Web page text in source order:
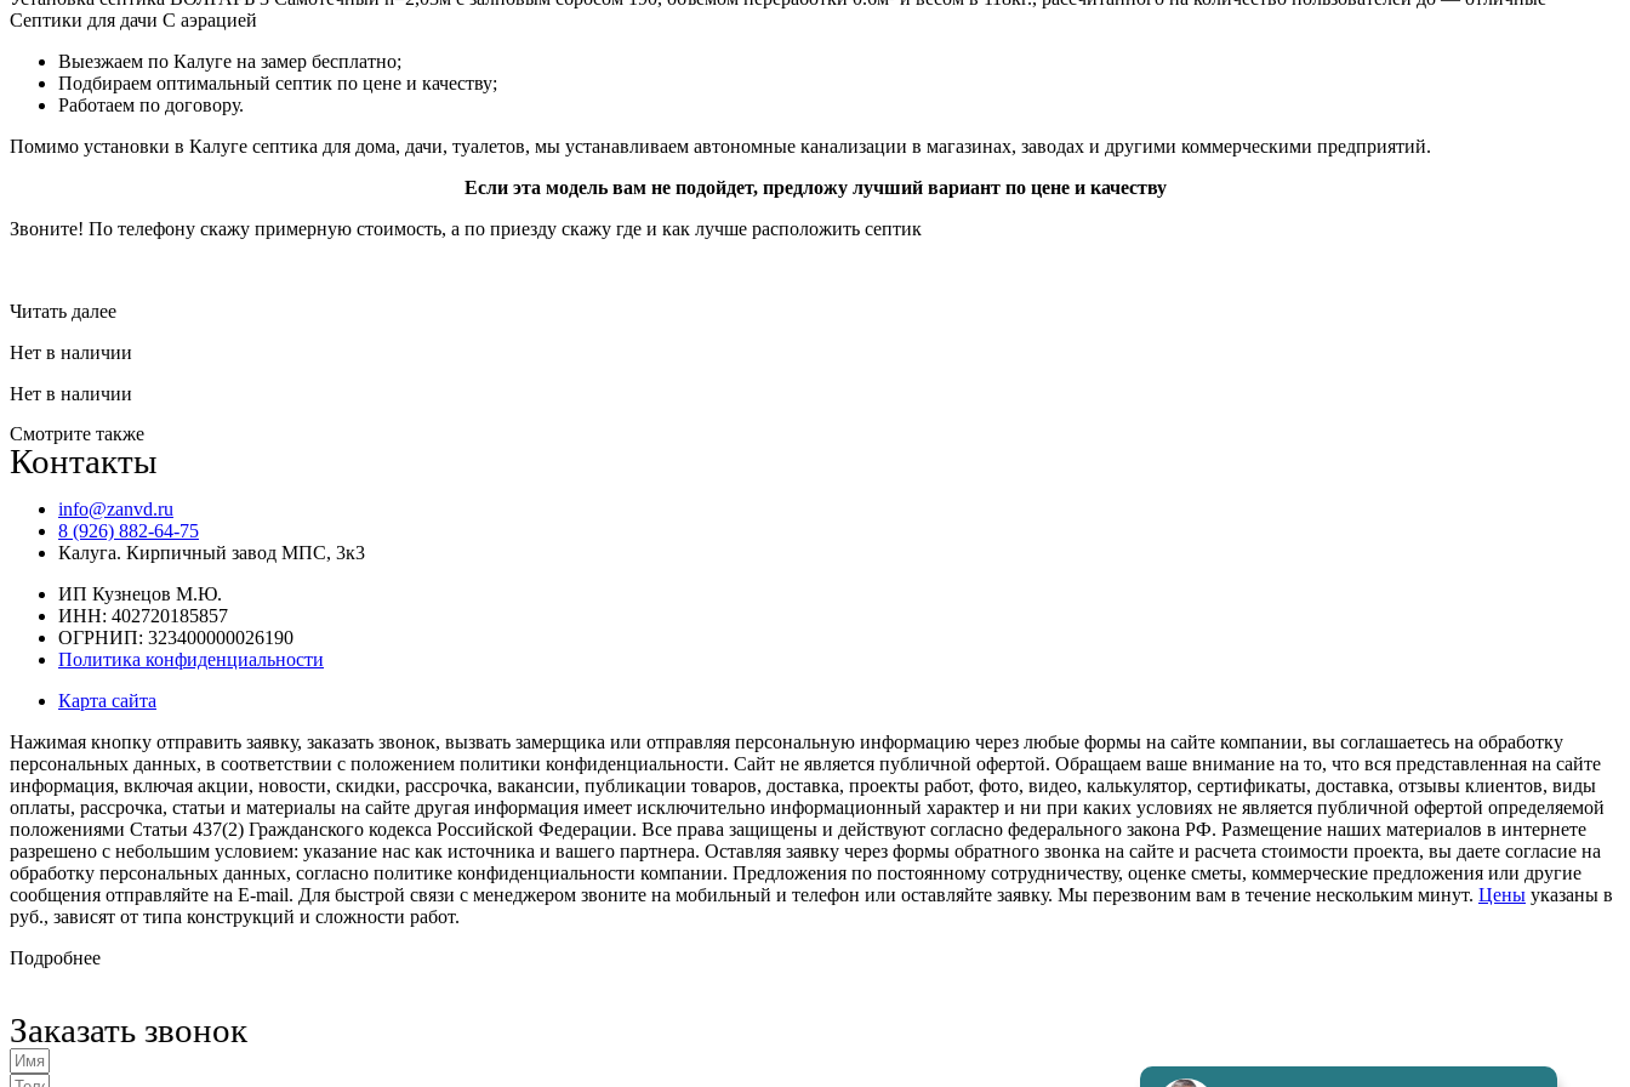
Септики для дачи С аэрацией
Выезжаем по Калуге на замер бесплатно;
Подбираем оптимальный септик по цене и качеству;
Работаем по договору.
Помимо установки в Калуге септика для дома, дачи, туалетов, мы устанавливаем автономные канализации в магазинах, заводах и другими коммерческими предприятий.
Если эта модель вам не подойдет, предложу лучший вариант по цене и качеству
Звоните! По телефону скажу примерную стоимость, а по приезду скажу где и как лучше расположить септик
Читать далее
Нет в наличии
Нет в наличии
Смотрите также
Контакты
info@zanvd.ru
8 (926) 882-64-75
Калуга. Кирпичный завод МПС, 3к3
ИП Кузнецов М.Ю.
ИНН: 402720185857
ОГРНИП: 323400000026190
Политика конфиденциальности
Карта сайта
Нажимая кнопку отправить заявку, заказать звонок, вызвать замерщика или отправляя персональную информацию через любые формы на сайте компании, вы соглашаетесь на обработку
персональных данных, в соответствии с положением политики конфиденциальности. Сайт не является публичной офертой. Обращаем ваше внимание на то, что вся представленная на сайте
информация, включая акции, новости, скидки, рассрочка, вакансии, публикации товаров, доставка, проекты работ, фото, видео, калькулятор, сертификаты, доставка, отзывы клиентов, виды
оплаты, рассрочка, статьи и материалы на сайте другая информация имеет исключительно информационный характер и ни при каких условиях не является публичной офертой определяемой
положениями Статьи 437(2) Гражданского кодекса Российской Федерации. Все права защищены и действуют согласно федерального закона РФ. Размещение наших материалов в интернете
разрешено с небольшим условием: указание нас как источника и вашего партнера. Оставляя заявку через формы обратного звонка на сайте и расчета стоимости проекта, вы даете согласие на
обработку персональных данных, согласно политике конфиденциальности компании. Предложения по постоянному сотрудничеству, оценке сметы, коммерческие предложения или другие
сообщения отправляйте на E-mail. Для быстрой связи с менеджером звоните на мобильный и телефон или оставляйте заявку. Мы перезвоним вам в течение нескольким минут. Цены указаны в
руб., зависят от типа конструкций и сложности работ.
Подробнее
Заказать звонок